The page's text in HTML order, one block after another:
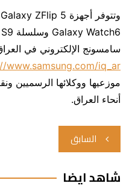
سامسونج الإلكتروني في
www.samsung.com/iq_ar/
موزعيها ووكلائها الرسميين
أنحاء العراق.
تصفّح
المقالات
السابق
شاهد ايضا